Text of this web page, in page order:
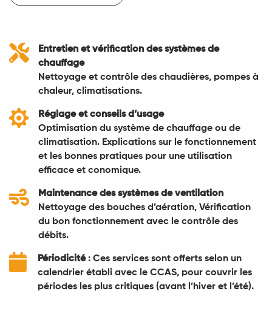

Entretien et vérification des systèmes de
chauffage
Nettoyage et contrôle des chaudières, pompes à
chaleur, climatisations.

Réglage et conseils d’usage
Optimisation du système de chauffage ou de
climatisation. Explications sur le fonctionnement
et les bonnes pratiques pour une utilisation
efficace et conomique.

Maintenance des systèmes de ventilation
Nettoyage des bouches d’aération, Vérification
du bon fonctionnement avec le contrôle des
débits.
 Périodicité: Ces services sont offerts selon un
calendrier établi avec le CCAS, pour couvrir les
périodes les plus critiques (avant l’hiver et l’été).